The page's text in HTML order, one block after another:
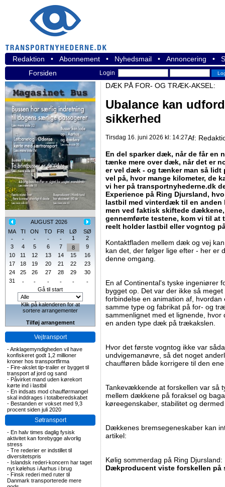
Redaktion • Abonnement • Nyhedsmail • Annoncering •
Forsiden
Login
AUGUST 2026
MA
TI ON TO FR LØ
SØ
-
- - - - 1
2
3
4 5 6 7 8
9
10
11 12 13 14 15
16
17
18 19 20 21 22
23
24
25 26 27 28 29
30
31
- - - - -
-
Gå til start
Klik på kalenderen for at
sortere arrangementer
Tilføj arrangement
Vejtransport
-Anklagemyndigheden vil have
konfiskeret godt 1,2 millioner
kroner hos transportfirma
- Fire-akslet tip-trailer er bygget til
transport af jord og sand
- Påvirket mand uden kørekort
kørte ind i lastbil
- En indsats mod chaufførmangel
skal inddrages i totalberedskabet
- Bestanden er vokset med 9,3
procent siden juli 2020
Søtransport
- En halv times daglig fysisk
aktivitet kan forebygge alvorlig
stress
- Tre rederier er indstillet til
diversitetspris
- Islandsk rederi-koncern har taget
nyt kølehus i Aarhus i brug
- Finsk rederi med ruter til
Danmark transporterede mere
DÆK PÅ FOR- OG TRÆK-AKSEL:
Ubalance kan
sikkerhed
Tirsdag 16. juni 2026 kl: 14:27Af:
En del sparker dæk, når de får en
tænke mere over dæk, når det er
er vel dæk - og tænker man så
vel på, hvor mange kilometer, de
vi her på transportnyhederne.dk
Experience på Ring Djursland,
lastbil med vinterdæk til en
men ved faktisk skiftede
gennemførte testene, kom vi til at
reelt holder lastbil eller vogntog
Kontaktfladen mellem dæk og vej
kan det, der følger lige efter - her er
denne omgang.
En af Continental's tyske ingeniører
bygget op. Det var der ikke så
forbindelse en animation af,
samme type og fabrikat på for- og
sammenlignet med et lignende,
en anden type dæk på trækakslen.
Hvor det første vogntog ikke var
undvigemanøvre, så det noget
chaufføren både korrigere til den
Tankevækkende at forskellen var så
mellem dækkene på foraksel og
køreegenskaber, stabilitet og
Dækkenes bremsegeneskaber kan
artikel:
Kølig sommerdag på Ring Djursland:
Dækproducent viste forskellen på